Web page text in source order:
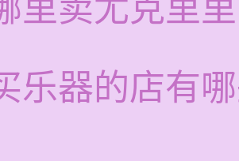
里卖尤克里
乐器的店有